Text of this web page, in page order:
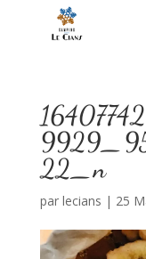
22_n
par lecians | 25